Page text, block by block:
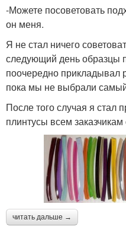
-Можете посоветовать
он меня.
Я не стал ничего
следующий день образцы
поочередно прикладывал
пока мы не выбрали
После того случая я стал
плинтусы всем
читать дальше →